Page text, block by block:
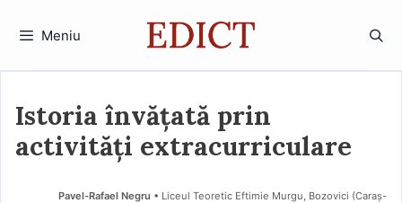
Meniu
Istoria învățată prin
activități extracurriculare
Pavel-Rafael Negru • Liceul Teoretic Eftimie Murgu, Bozovici (Caraş-